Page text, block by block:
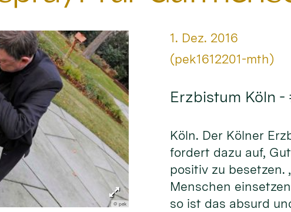
© pek
Datum:
1. Dez. 2016
Von:
(pek1612201-mth)
Erzbistum Köln
Köln. Der Kölner
fordert dazu auf,
positiv zu besetzen.
Menschen
so ist das absurd